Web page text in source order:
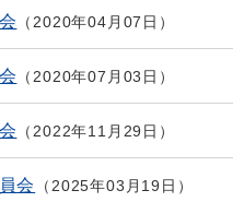
2020年04月07日
2020年07月03日
2022年11月29日
会 2025年03月19日